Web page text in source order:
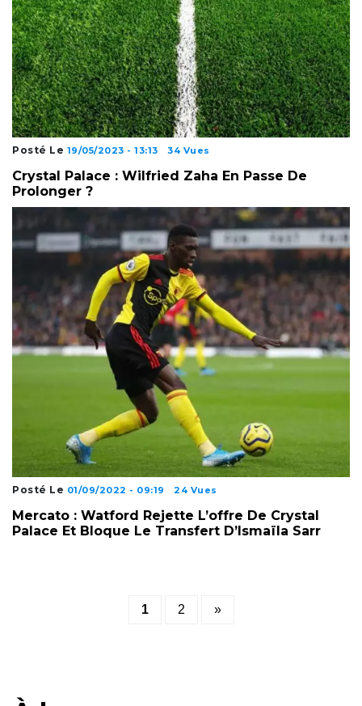
Posté Le 19/05/2023 - 13:13 34 Vues
Crystal Palace : Wilfried Zaha En Passe De
Prolonger ?
Posté Le 01/09/2022 - 09:19 24 Vues
Mercato : Watford Rejette L’offre De Crystal
Palace Et Bloque Le Transfert D’Ismaïla Sarr
Posts
1 2 »